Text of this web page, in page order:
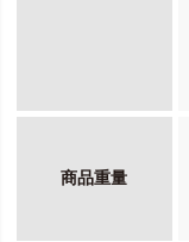
商品重量